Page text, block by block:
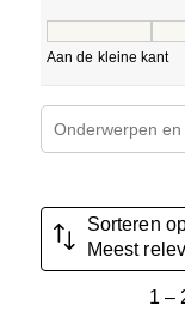
Aan de kleine kant
Onderwerpen
Sorteren
Meest
1 –